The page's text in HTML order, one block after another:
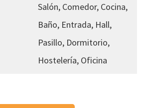
Salón, Comedor, Cocina,
Baño, Entrada, Hall,
Pasillo, Dormitorio,
Hostelería, Oficina